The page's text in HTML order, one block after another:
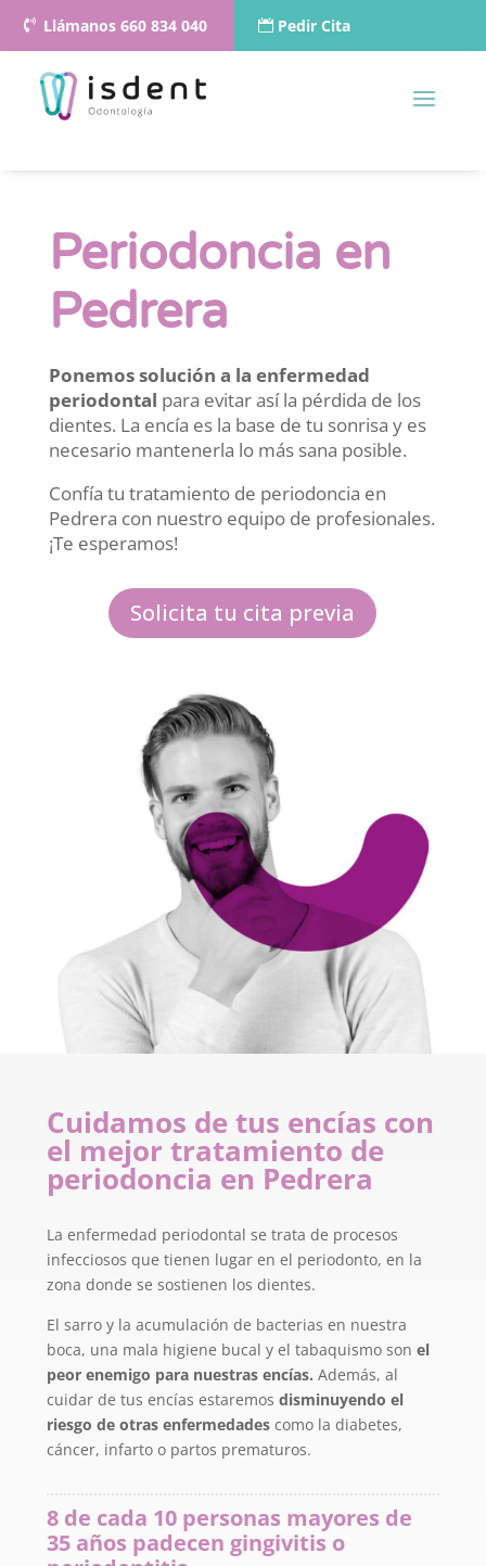
Llámanos 660 834 040 Pedir Cita
Periodoncia en
Pedrera
Ponemos solución a la enfermedad
periodontal para evitar así la pérdida de los
dientes. La encía es la base de tu sonrisa y es
necesario mantenerla lo más sana posible.
Confía tu tratamiento de periodoncia en
Pedrera con nuestro equipo de profesionales.
¡Te esperamos!
Solicita tu cita previa
Cuidamos de tus encías con
el mejor tratamiento de
periodoncia en Pedrera
La enfermedad periodontal se trata de procesos
infecciosos que tienen lugar en el periodonto, en la
zona donde se sostienen los dientes.
El sarro y la acumulación de bacterias en nuestra
boca, una mala higiene bucal y el tabaquismo son el
peor enemigo para nuestras encías. Además, al
cuidar de tus encías estaremos disminuyendo el
riesgo de otras enfermedadescomo la diabetes,
cáncer, infarto o partos prematuros.
8 de cada 10 personas mayores de
35 años padecen gingivitis o